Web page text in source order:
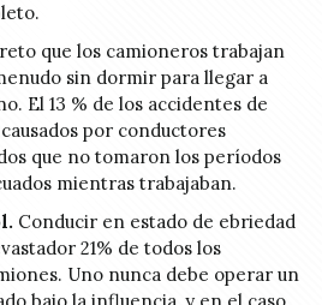
que los camioneros trabajan
sin dormir para llegar a
El 13 % de los accidentes de
por conductores
que no tomaron los períodos
mientras trabajaban.
Conducir en estado de ebriedad
21% de todos los
Uno nunca debe operar un